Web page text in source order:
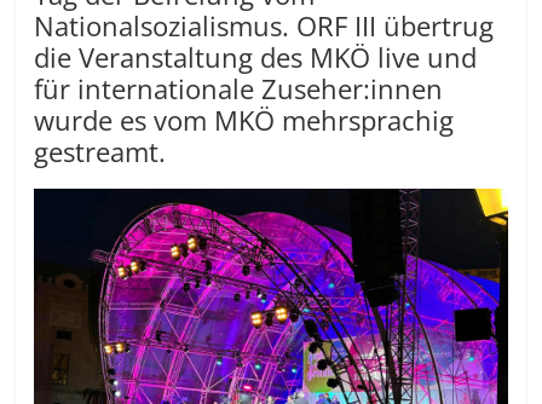
Nationalsozialismus. ORF III übertrug
die Veranstaltung des MKÖ live und
für internationale Zuseher:innen
wurde es vom MKÖ mehrsprachig
gestreamt.